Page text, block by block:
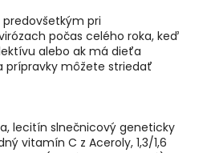
pri
počas celého roka, keď
alebo ak má dieťa
prípravky môžete striedať
lecitín slnečnicový geneticky
vitamín C z Aceroly, 1,3/1,6